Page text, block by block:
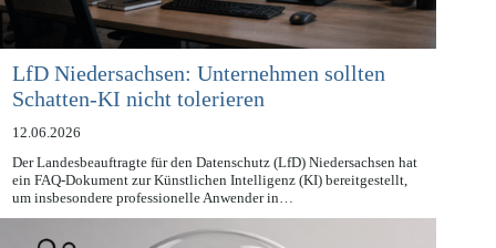
LfD Niedersachsen: Unternehmen sollten
Schatten-KI nicht tolerieren
12.06.2026
Der Landesbeauftragte für den Datenschutz (LfD) Niedersachsen hat
ein FAQ-Dokument zur Künstlichen Intelligenz (KI) bereitgestellt,
um insbesondere professionelle Anwender in…